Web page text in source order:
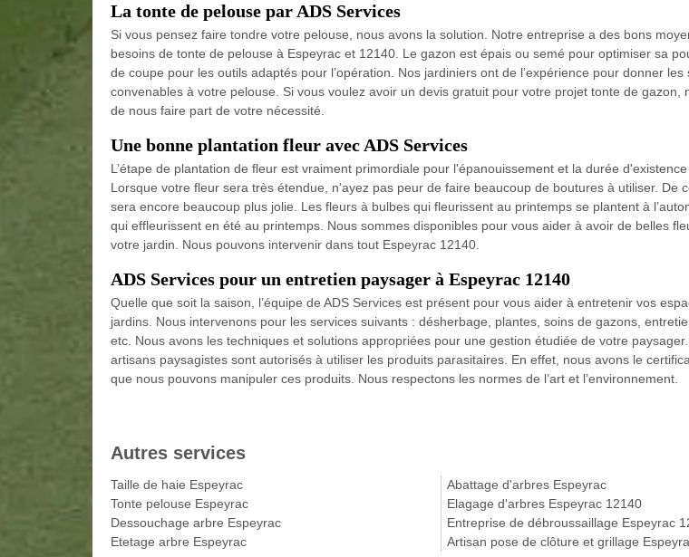
La tonte de pelouse par ADS Services
Si vous pensez faire tondre votre pelouse, nous avons la solution. Notre entreprise a des bons
besoins de tonte de pelouse à Espeyrac et 12140. Le gazon est épais ou semé pour optimiser sa
de coupe pour les outils adaptés pour l’opération. Nos jardiniers ont de l’expérience pour donner les
convenables à votre pelouse. Si vous voulez avoir un devis gratuit pour votre projet tonte de gazon,
de nous faire part de votre nécessité.
Une bonne plantation fleur avec ADS Services
L’étape de plantation de fleur est vraiment primordiale pour l'épanouissement et la durée d'existence
Lorsque votre fleur sera très étendue, n'ayez pas peur de faire beaucoup de boutures à utiliser. De
sera encore beaucoup plus jolie. Les fleurs à bulbes qui fleurissent au printemps se plantent à
qui effleurissent en été au printemps. Nous sommes disponibles pour vous aider à avoir de belles
votre jardin. Nous pouvons intervenir dans tout Espeyrac 12140.
ADS Services pour un entretien paysager à Espeyrac 12140
Quelle que soit la saison, l’équipe de ADS Services est présent pour vous aider à entretenir vos
jardins. Nous intervenons pour les services suivants : désherbage, plantes, soins de gazons,
etc. Nous avons les techniques et solutions appropriées pour une gestion étudiée de votre
artisans paysagistes sont autorisés à utiliser les produits parasitaires. En effet, nous avons le
que nous pouvons manipuler ces produits. Nous respectons les normes de l’art et l’environnement.
Autres services
Taille de haie Espeyrac
Tonte pelouse Espeyrac
Dessouchage arbre Espeyrac
Etetage arbre Espeyrac
Abattage d'arbres Espeyrac
Elagage d'arbres Espeyrac 12140
Entreprise de débroussaillage Espeyrac
Artisan pose de clôture et grillage